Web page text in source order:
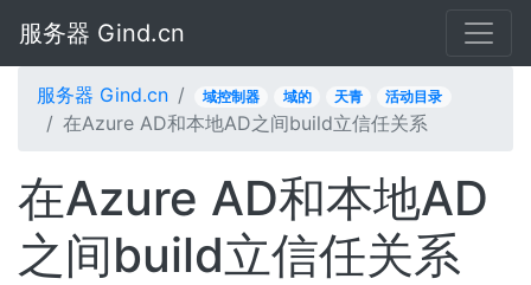
服务器 Gind.cn
服务器 Gind.cn 域控制器 域的 天青 活动目录
在Azure AD和本地AD之间build立信任关系
在Azure AD和本地AD
之间build立信任关系